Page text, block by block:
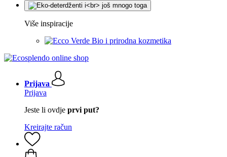
Više inspiracije
Bio i prirodna kozmetika
Prijava
Prijava
Jeste li ovdje prvi put?
Kreirajte račun